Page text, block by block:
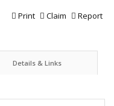
Report
Claim
Print
Details & Links